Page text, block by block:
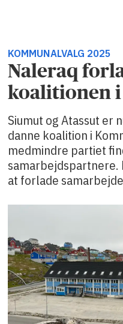
KOMMUNALVALG 2025
Naleraq
koalitionen
Siumut og Atassut er
danne koalition i
medmindre partiet
samarbejdspartnere.
at forlade